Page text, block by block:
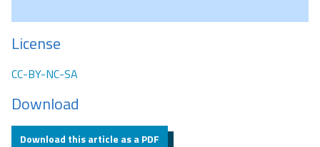
License
CC-BY-NC-SA
Download
Download this article as a PDF